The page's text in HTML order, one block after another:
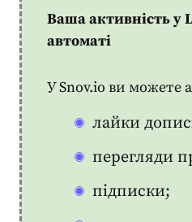
Ваша активність у
автоматі
У Snov.io ви можете
лайки
перегляди
підписки;